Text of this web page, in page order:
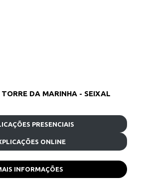
TORRE DA MARINHA - SEIXAL
PRESENCIAIS
ONLINE
INFORMAÇÕES